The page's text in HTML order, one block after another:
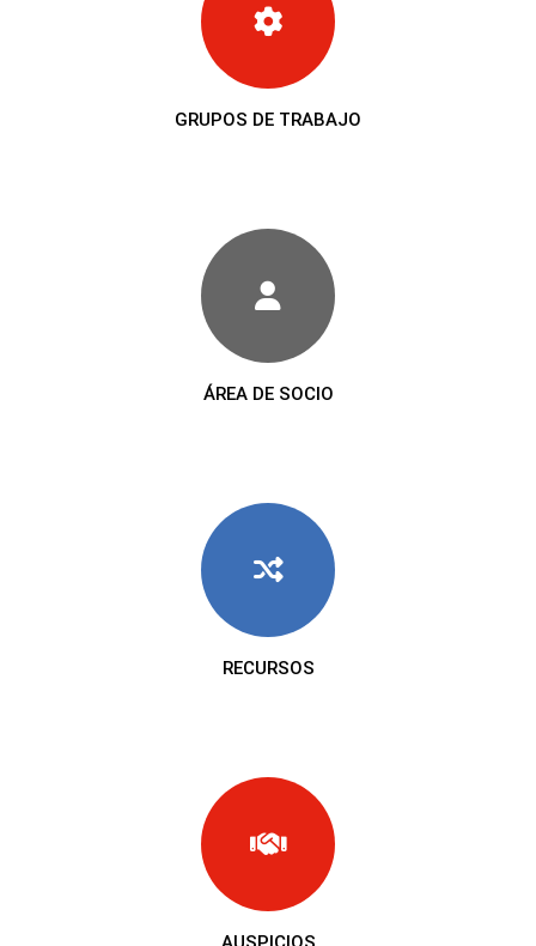
GRUPOS DE TRABAJO
ÁREA DE SOCIO
RECURSOS